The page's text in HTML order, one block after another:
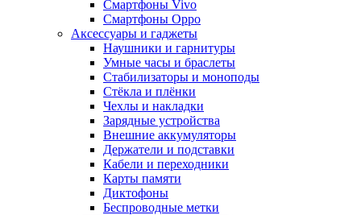
Смартфоны Vivo
Смартфоны Oppo
Аксессуары и гаджеты
Наушники и гарнитуры
Умные часы и браслеты
Стабилизаторы и моноподы
Стёкла и плёнки
Чехлы и накладки
Зарядные устройства
Внешние аккумуляторы
Держатели и подставки
Кабели и переходники
Карты памяти
Диктофоны
Беспроводные метки